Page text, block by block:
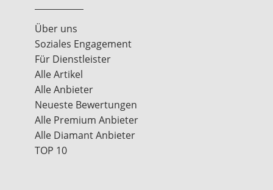
Über uns
Soziales Engagement
Für Dienstleister
Alle Artikel
Alle Anbieter
Neueste Bewertungen
Alle Premium Anbieter
Alle Diamant Anbieter
TOP 10